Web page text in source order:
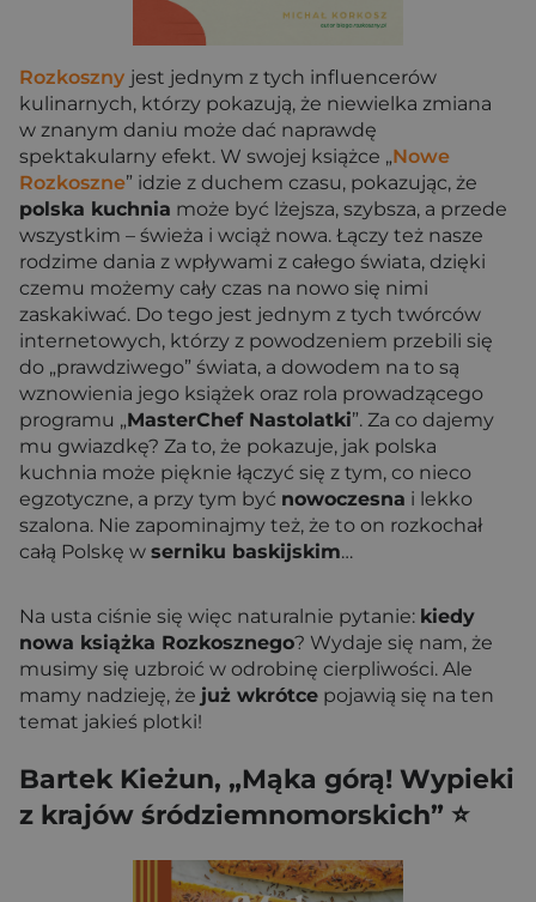
Rozkoszny jest jednym z tych influencerów
kulinarnych, którzy pokazują, że niewielka zmiana
w znanym daniu może dać naprawdę
spektakularny efekt. W swojej książce „Nowe
Rozkoszne” idzie z duchem czasu, pokazując, że
polska kuchnia może być lżejsza, szybsza, a przede
wszystkim – świeża i wciąż nowa. Łączy też nasze
rodzime dania z wpływami z całego świata, dzięki
czemu możemy cały czas na nowo się nimi
zaskakiwać. Do tego jest jednym z tych twórców
internetowych, którzy z powodzeniem przebili się
do „prawdziwego” świata, a dowodem na to są
wznowienia jego książek oraz rola prowadzącego
programu „MasterChef Nastolatki”. Za co dajemy
mu gwiazdkę? Za to, że pokazuje, jak polska
kuchnia może pięknie łączyć się z tym, co nieco
egzotyczne, a przy tym być nowoczesna i lekko
szalona. Nie zapominajmy też, że to on rozkochał
całą Polskę w serniku baskijskim…
Na usta ciśnie się więc naturalnie pytanie: kiedy
nowa książka Rozkosznego? Wydaje się nam, że
musimy się uzbroić w odrobinę cierpliwości. Ale
mamy nadzieję, że już wkrótce pojawią się na ten
temat jakieś plotki!
Bartek Kieżun, „Mąka górą! Wypieki
z krajów śródziemnomorskich” ⭐